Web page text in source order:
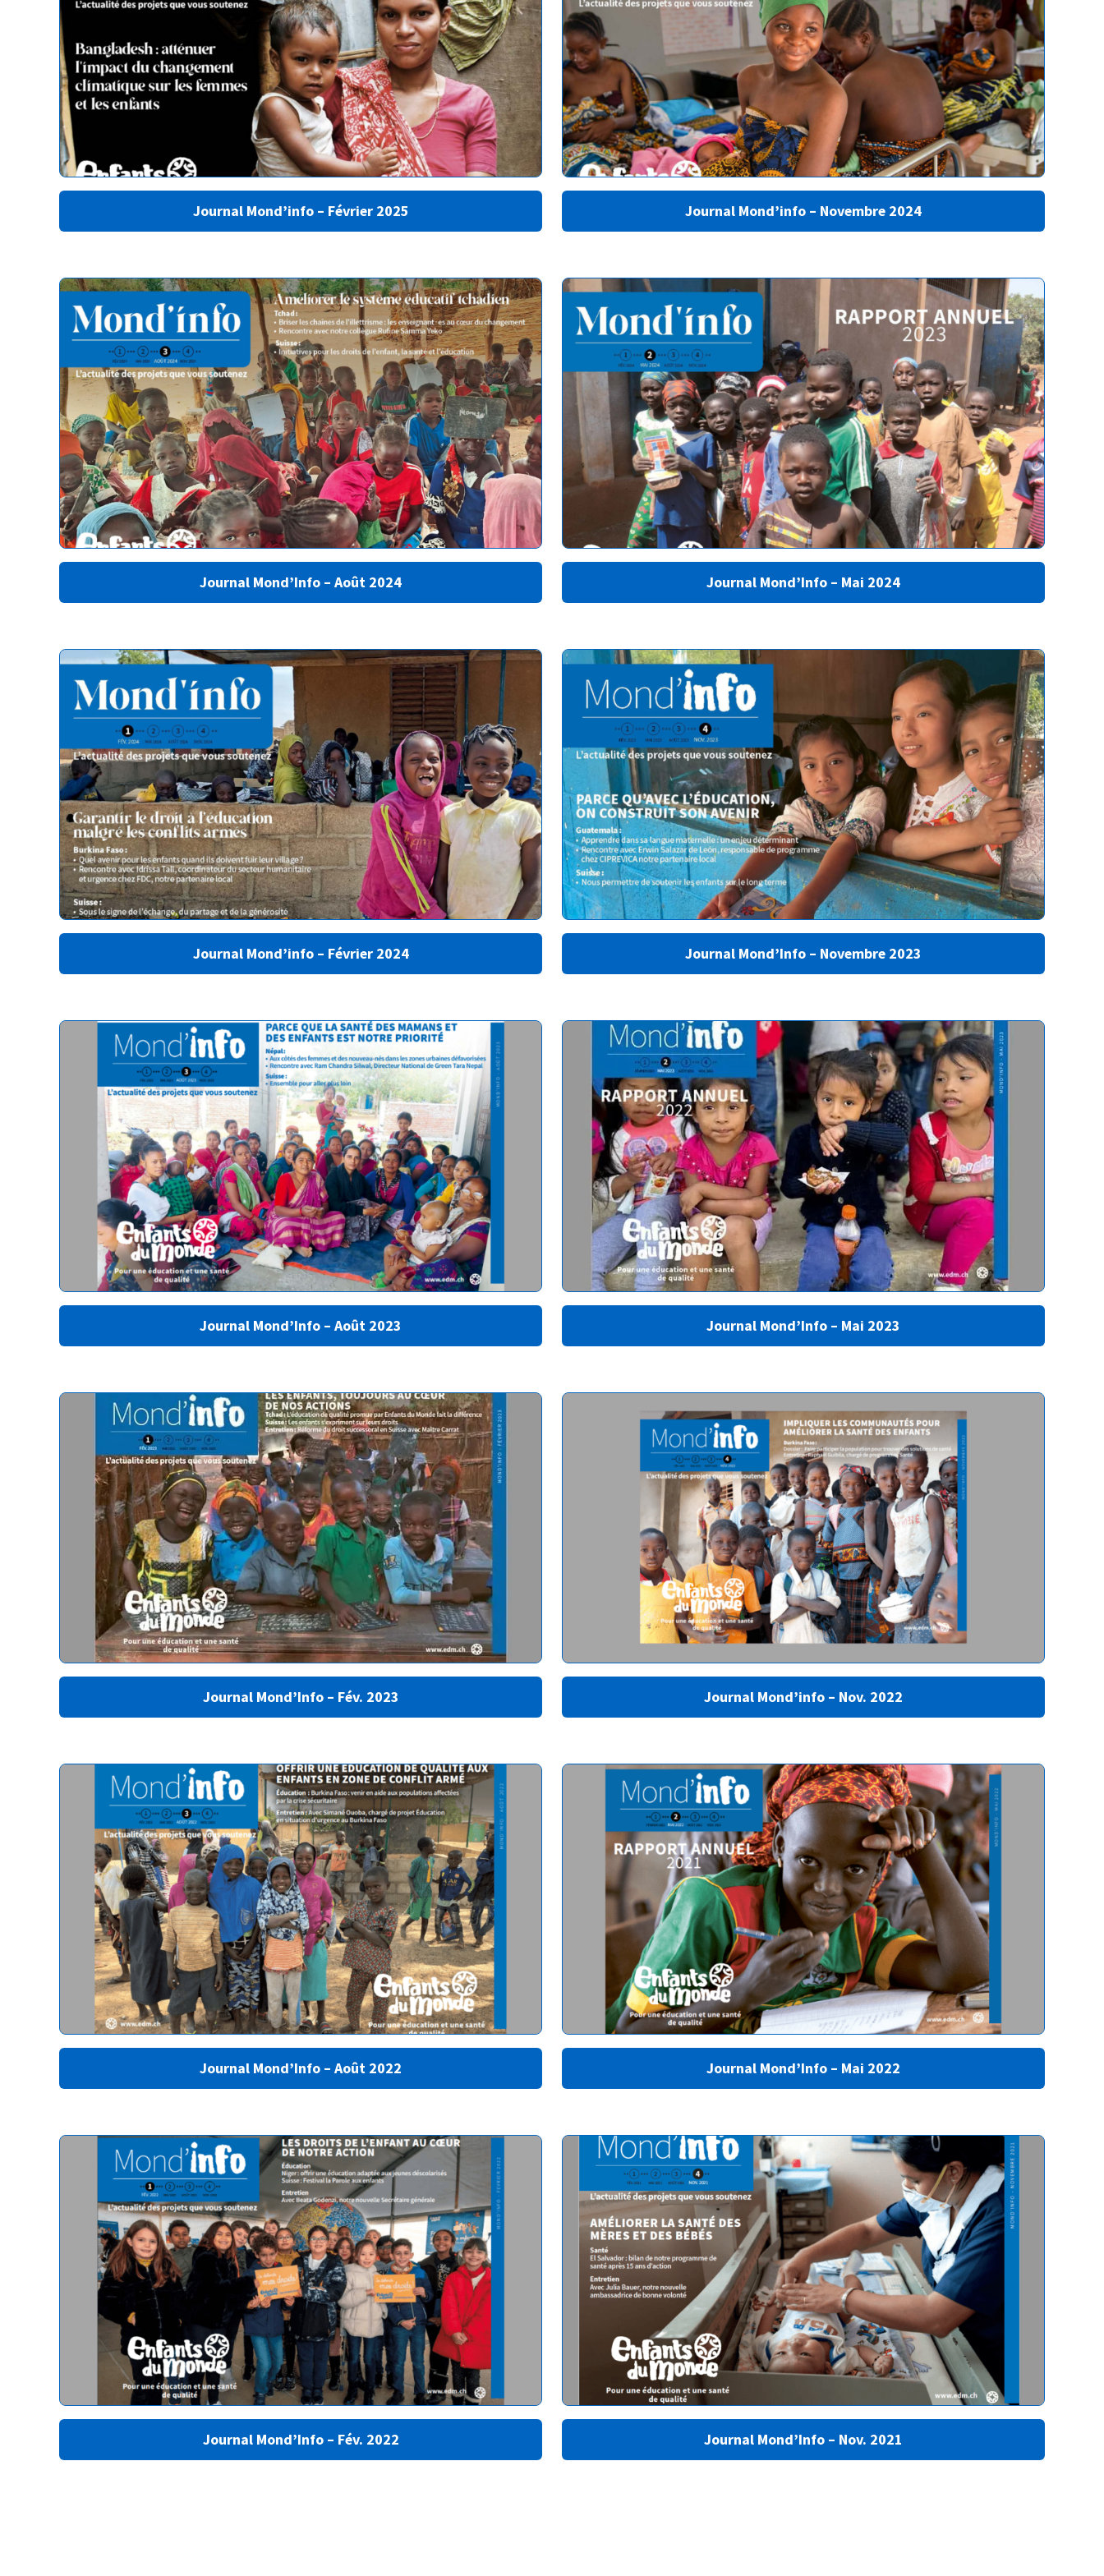
Journal Mond’info – Février 2025 Journal Mond’info – Novembre 2024
Journal Mond’Info – Août 2024 Journal Mond’Info – Mai 2024
Journal Mond’info – Février 2024 Journal Mond’Info – Novembre 2023
Journal Mond’Info – Août 2023 Journal Mond’Info – Mai 2023
Journal Mond’Info – Fév. 2023 Journal Mond’info – Nov. 2022
Journal Mond’Info – Août 2022 Journal Mond’Info – Mai 2022
Journal Mond’Info – Fév. 2022 Journal Mond’Info – Nov. 2021